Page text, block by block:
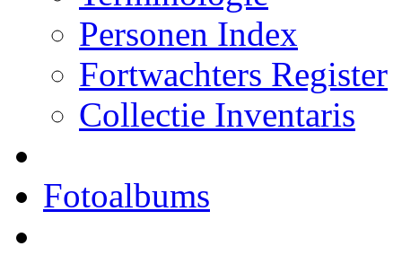
Personen Index
Fortwachters Register
Collectie Inventaris
Fotoalbums